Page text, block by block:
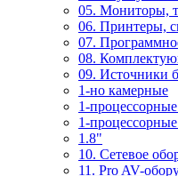
05. Мониторы,
06. Принтеры,
07.
08.
09. Источники
1-но камерные
1-
1-
1.8"
10. Сетевое
11. Pro AV-